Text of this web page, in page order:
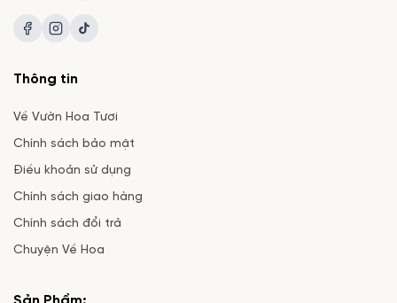
Thông tin
Về Vườn Hoa Tươi
Chính sách bảo mật
Điều khoản sử dụng
Chính sách giao hàng
Chính sách đổi trả
Chuyện Về Hoa